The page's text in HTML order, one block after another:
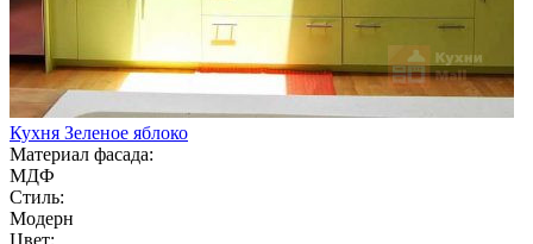
Кухня Зеленое яблоко
Материал фасада:
МДФ
Стиль:
Модерн
Цвет: